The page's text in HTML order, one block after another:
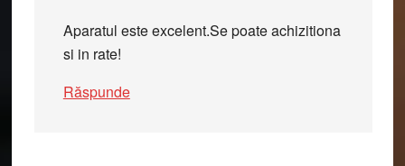
Aparatul este excelent.Se poate achizitiona
si in rate!
Răspunde